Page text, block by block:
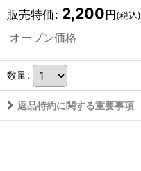
販売特価: 2,200 円 (税込)
オープン価格
数量:
返品特約に関する重要事項